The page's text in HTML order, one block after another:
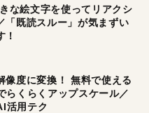
な絵文字を使ってリアクシ
「既読スルー」が気まずい
！
像度に変換！ 無料で使える
らくらくアップスケール／
活用テク